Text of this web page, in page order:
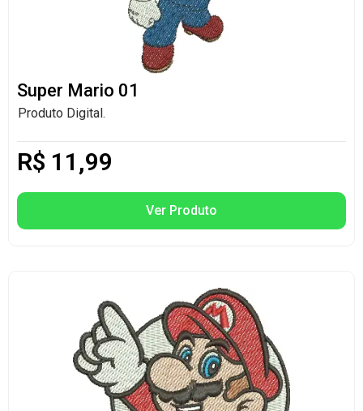
Super Mario 01
Produto Digital.
R$ 11,99
Ver Produto